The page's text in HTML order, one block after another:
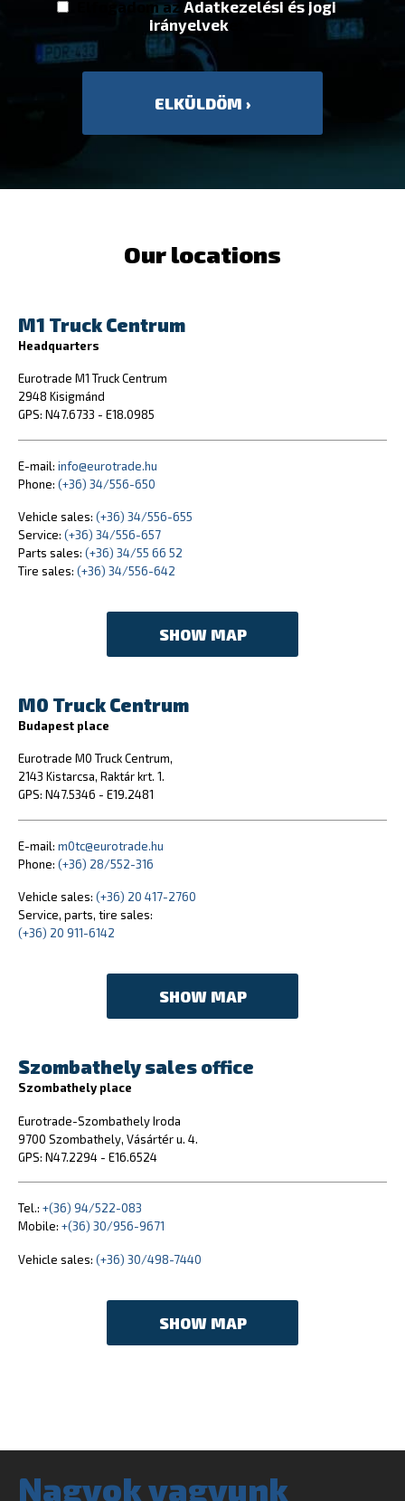
Elfogadom az Adatkezelési és jogi
irányelveket
Our locations
M1 Truck Centrum
Headquarters
Eurotrade M1 Truck Centrum
2948 Kisigmánd
GPS: N47.6733 - E18.0985
E-mail: info@eurotrade.hu
Phone: (+36) 34/556-650
Vehicle sales: (+36) 34/556-655
Service: (+36) 34/556-657
Parts sales: (+36) 34/55 66 52
Tire sales: (+36) 34/556-642
SHOW MAP
M0 Truck Centrum
Budapest place
Eurotrade M0 Truck Centrum,
2143 Kistarcsa, Raktár krt. 1.
GPS: N47.5346 - E19.2481
E-mail: m0tc@eurotrade.hu
Phone: (+36) 28/552-316
Vehicle sales: (+36) 20 417-2760
Service, parts, tire sales:
(+36) 20 911-6142
SHOW MAP
Szombathely sales office
Szombathely place
Eurotrade-Szombathely Iroda
9700 Szombathely, Vásártér u. 4.
GPS: N47.2294 - E16.6524
Tel.: +(36) 94/522-083
Mobile: +(36) 30/956-9671
Vehicle sales: (+36) 30/498-7440
SHOW MAP
Nagyok vagyunk